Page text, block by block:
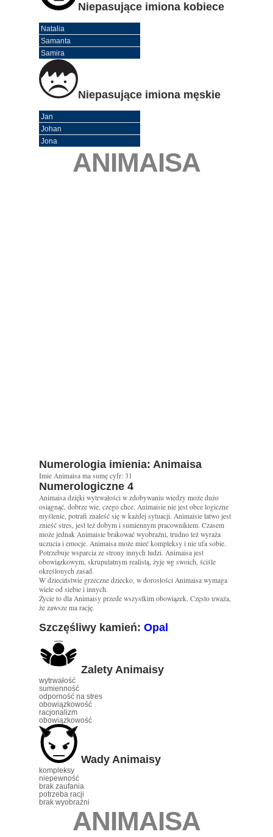
Niepasujące imiona kobiece
Natalia
Samanta
Samira
Niepasujące imiona męskie
Jan
Johan
Jona
ANIMAISA
Numerologia imienia: Animaisa
Imie Animaisa ma sumę cyfr: 31
Numerologiczne 4
Animaisa dzięki wytrwałości w zdobywaniu wiedzy może dużo
osiągnąć, dobrze wie, czego chce. Animaisie nie jest obce logiczne
myślenie, potrafi znaleść się w każdej sytuacji. Animaisie łatwo jest
znieść stres, jest też dobym i sumiennym pracownikiem. Czasem
może jednak Animaisie brakować wyobraźni, trudno też wyraża
uczucia i emocje. Animaisa może mieć kompleksy i nie ufa sobie.
Potrzebuje wsparcia ze strony innych ludzi. Animaisa jest
obowiązkowym, skrupulatnym realistą, żyje wg swoich, ściśle
określonych zasad.
W dzieciństwie grzeczne dziecko, w dorosłości Animaisa wymaga
wiele od siebie i innych.
Życie to dla Animaisy przede wszystkim obowiązek. Często uważa,
że zawsze ma rację.
Szczęśliwy kamień: Opal
Zalety Animaisy
wytrwałość
sumienność
odporność na stres
obowiązkowość
racjonalizm
obowiązkowość
Wady Animaisy
kompleksy
niepewność
brak zaufania
potrzeba racji
brak wyobraźni
ANIMAISA